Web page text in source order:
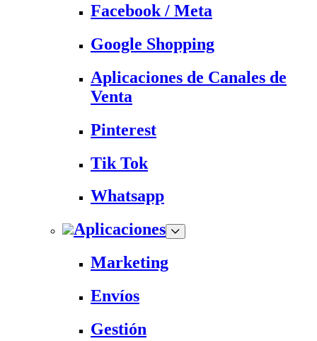
Facebook / Meta
Google Shopping
Aplicaciones de Canales de
Venta
Pinterest
Tik Tok
Whatsapp
Aplicaciones
Marketing
Envíos
Gestión